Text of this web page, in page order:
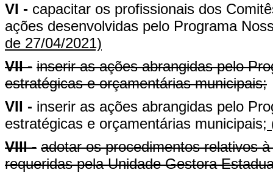
VI - capacitar os profissionais dos
ações desenvolvidas pelo Programa
de 27/04/2021)
VII - inserir as ações abrangidas pelo
estratégicas e orçamentárias municipais;
VII - inserir as ações abrangidas pelo
estratégicas e orçamentárias municipais;
VIII - adotar os procedimentos relativos
requeridas pela Unidade Gestora